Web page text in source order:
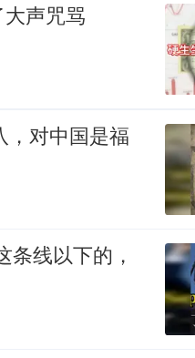
声咒骂
，对中国是福
条线以下的，